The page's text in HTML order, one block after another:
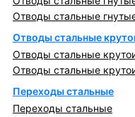
Отводы стальные
Отводы стальные
Отводы стальные
Отводы стальные
Переходы стальные
Переходы стальные